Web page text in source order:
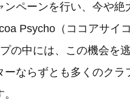
ンペーンを行い、今や絶
Psycho（ココアサイ
の中には、この機会を
ならずとも多くのクラ